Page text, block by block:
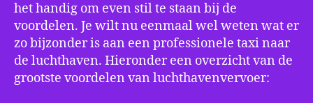
het handig om even stil te staan bij de
voordelen. Je wilt nu eenmaal wel weten wat er
zo bijzonder is aan een professionele taxi naar
de luchthaven. Hieronder een overzicht van de
grootste voordelen van luchthavenvervoer: